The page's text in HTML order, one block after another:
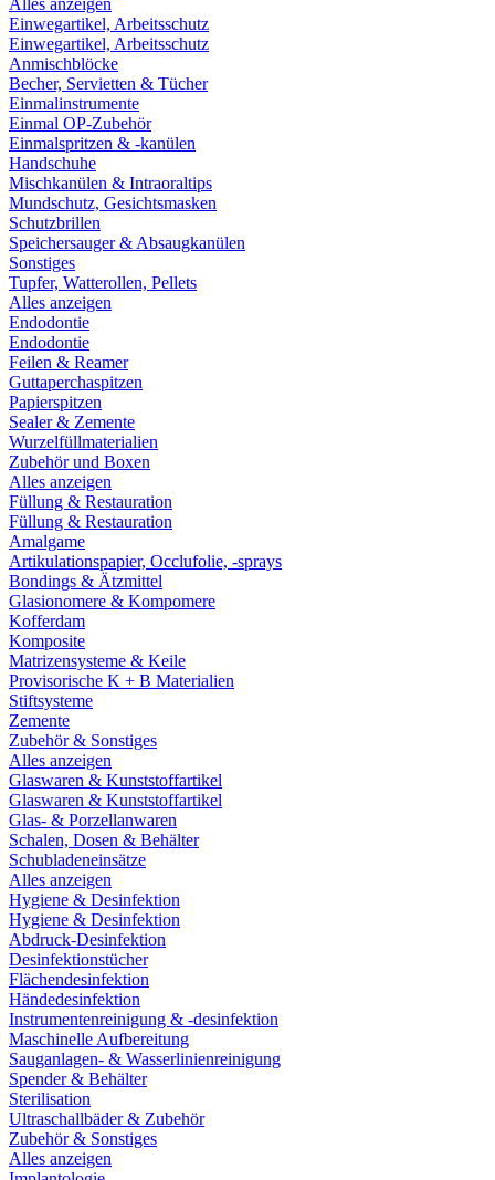
Alles anzeigen
Einwegartikel, Arbeitsschutz
Einwegartikel, Arbeitsschutz
Anmischblöcke
Becher, Servietten & Tücher
Einmalinstrumente
Einmal OP-Zubehör
Einmalspritzen & -kanülen
Handschuhe
Mischkanülen & Intraoraltips
Mundschutz, Gesichtsmasken
Schutzbrillen
Speichersauger & Absaugkanülen
Sonstiges
Tupfer, Watterollen, Pellets
Alles anzeigen
Endodontie
Endodontie
Feilen & Reamer
Guttaperchaspitzen
Papierspitzen
Sealer & Zemente
Wurzelfüllmaterialien
Zubehör und Boxen
Alles anzeigen
Füllung & Restauration
Füllung & Restauration
Amalgame
Artikulationspapier, Occlufolie, -sprays
Bondings & Ätzmittel
Glasionomere & Kompomere
Kofferdam
Komposite
Matrizensysteme & Keile
Provisorische K + B Materialien
Stiftsysteme
Zemente
Zubehör & Sonstiges
Alles anzeigen
Glaswaren & Kunststoffartikel
Glaswaren & Kunststoffartikel
Glas- & Porzellanwaren
Schalen, Dosen & Behälter
Schubladeneinsätze
Alles anzeigen
Hygiene & Desinfektion
Hygiene & Desinfektion
Abdruck-Desinfektion
Desinfektionstücher
Flächendesinfektion
Händedesinfektion
Instrumentenreinigung & -desinfektion
Maschinelle Aufbereitung
Sauganlagen- & Wasserlinienreinigung
Spender & Behälter
Sterilisation
Ultraschallbäder & Zubehör
Zubehör & Sonstiges
Alles anzeigen